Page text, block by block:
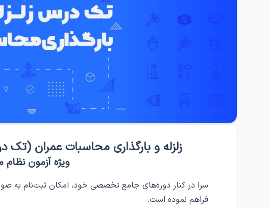
زلزله و بارگذاری محاسبات عمران (تک
ویژه آزمون نظام
سرا در کنار دوره‌های جامع تخصصی خود، امکان ثبت‌نام به
فراهم نموده است.